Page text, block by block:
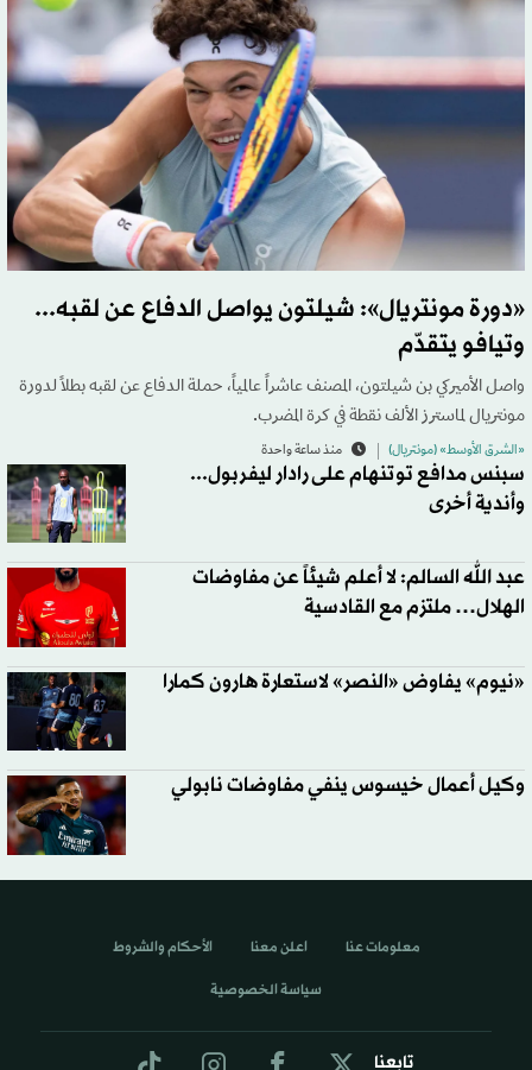
«دورة مونتريال»: شيلتون يواصل الدفاع عن لقبه...
وتيافو يتقدّم
واصل الأميركي بن شيلتون، المصنف عاشراً عالمياً، حملة الدفاع عن لقبه بطلاً لدورة
مونتريال لماسترز الألف نقطة في كرة المضرب.
«الشرق الأوسط» (مونتريال) منذ ساعة واحدة
سبنس مدافع توتنهام على رادار ليفربول...
وأندية أخرى
عبد الله السالم: لا أعلم شيئاً عن مفاوضات
الهلال… ملتزم مع القادسية
«نيوم» يفاوض «النصر» لاستعارة هارون كمارا
وكيل أعمال خيسوس ينفي مفاوضات نابولي
تابعنا
معلومات عنا اعلن معنا الأحكام والشروط
سياسة الخصوصية